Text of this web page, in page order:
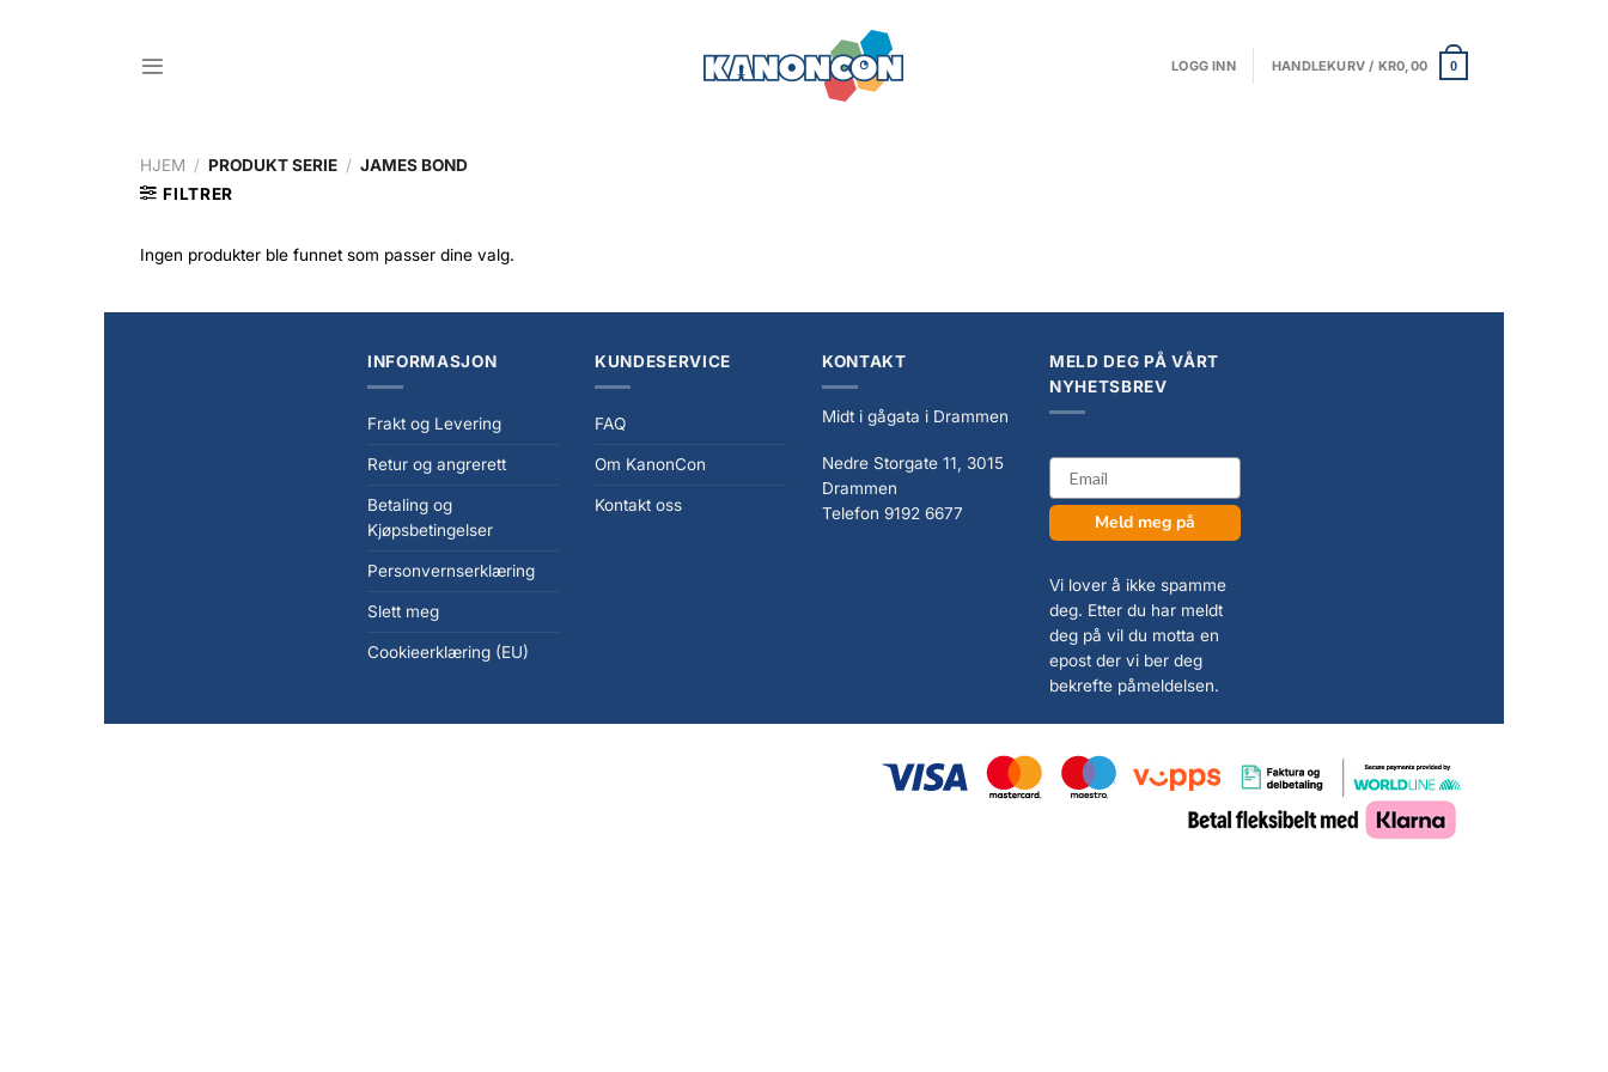
content
LOGG INN HANDLEKURV / KR0,00 0
HJEM / PRODUKT SERIE / JAMES BOND
FILTRER
Ingen produkter ble funnet som passer dine valg.
INFORMASJON
Frakt og Levering
Retur og angrerett
Betaling og
Kjøpsbetingelser
Personvernserklæring
Slett meg
Cookieerklæring (EU)
KUNDESERVICE
FAQ
Om KanonCon
Kontakt oss
KONTAKT
Midt i gågata i Drammen
Nedre Storgate 11, 3015
Drammen
Telefon 9192 6677
MELD DEG PÅ VÅRT
NYHETSBREV
email
Meld meg på
Vi lover å ikke spamme
deg. Etter du har meldt
deg på vil du motta en
epost der vi ber deg
bekrefte påmeldelsen.